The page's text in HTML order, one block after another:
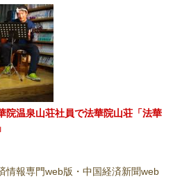
院温泉山荘社員で法華院山荘「法華
情報専門web版・中国経済新聞web